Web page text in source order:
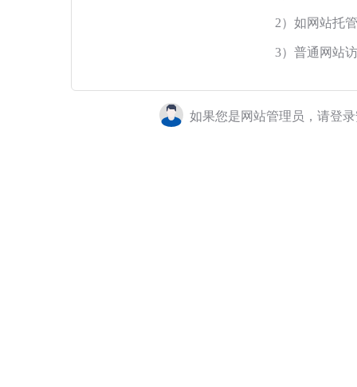
2）如网站托
3）普通网站
如果您是网站管理员，请登